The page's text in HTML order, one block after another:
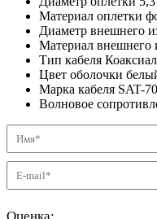
Материал оплетки
Диаметр внешнего
Материал внешнего
Тип кабеля
Цвет оболочки
Марка кабеля SAT-
Волновое